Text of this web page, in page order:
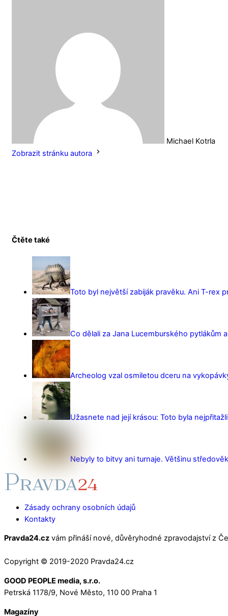
Michael Kotrla
Zobrazit stránku autora
Čtěte také
Toto byl největší zabiják pravěku. Ani T-rex
Co dělali za Jana Lucemburského pytlákům
Archeolog vzal osmiletou dceru na
Užasnete nad její krásou: Toto byla
Nebyly to bitvy ani turnaje. Většinu
Zásady ochrany osobních údajů
Kontakty
Pravda24.cz vám přináší nové, důvěryhodné zpravodajství z
Copyright © 2019-2020 Pravda24.cz
GOOD PEOPLE media, s.r.o.
Petrská 1178/9, Nové Město, 110 00 Praha 1
Magazíny